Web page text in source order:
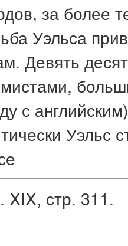
за более
Уэльса
Девять
с
Уэльс
стр. 311.